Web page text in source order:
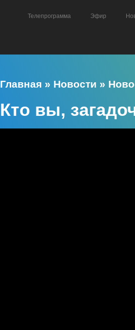
Телепрограмма Эфир
Главная » Новости »
Кто вы,